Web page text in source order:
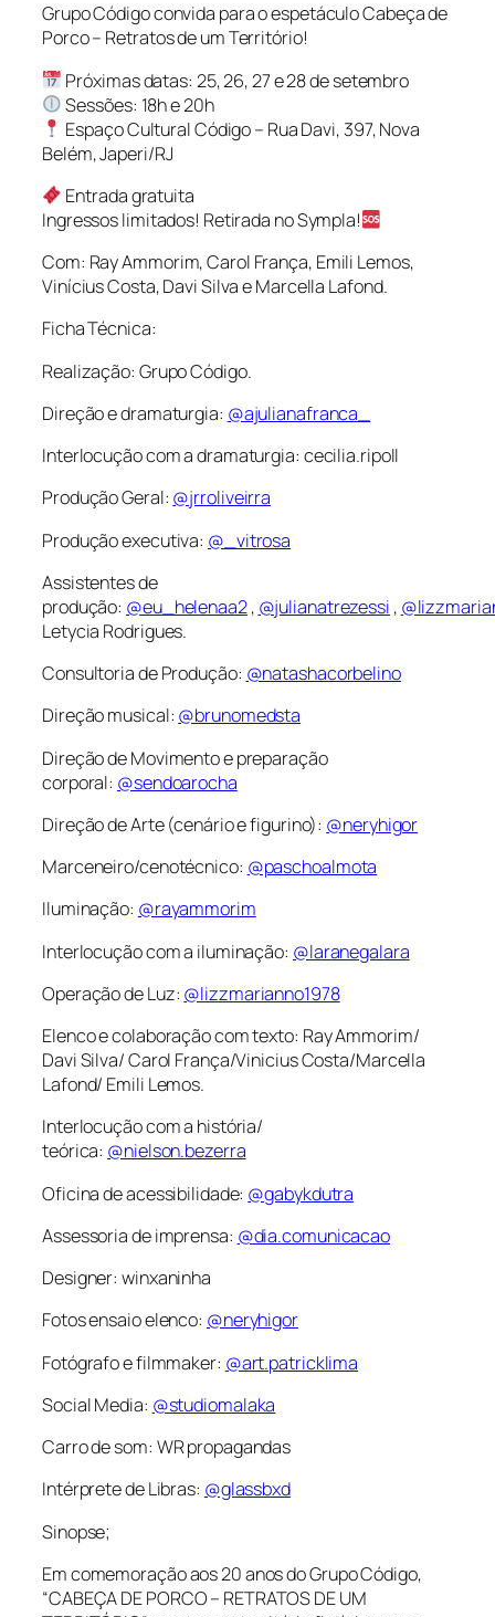
Grupo Código convida para o espetáculo Cabeça de
Porco – Retratos de um Território!
Próximas datas: 25, 26, 27 e 28 de setembro
Sessões: 18h e 20h
Espaço Cultural Código – Rua Davi, 397, Nova
Belém, Japeri/RJ
Entrada gratuita
Ingressos limitados! Retirada no Sympla!
Com: Ray Ammorim, Carol França, Emili Lemos,
Vinícius Costa, Davi Silva e Marcella Lafond.
Ficha Técnica:
Realização: Grupo Código.
Direção e dramaturgia: @ajulianafranca_
Interlocução com a dramaturgia: cecilia.ripoll
Produção Geral: @jrroliveirra
Produção executiva: @_vitrosa
Assistentes de
produção: @eu_helenaa2, @julianatrezessi ,
Letycia Rodrigues.
Consultoria de Produção: @natashacorbelino
Direção musical: @brunomedsta
Direção de Movimento e preparação
corporal: @sendoarocha
Direção de Arte (cenário e figurino): @neryhigor
Marceneiro/cenotécnico: @paschoalmota
Iluminação: @rayammorim
Interlocução com a iluminação: @laranegalara
Operação de Luz: @lizzmarianno1978
Elenco e colaboração com texto: Ray Ammorim/
Davi Silva/ Carol França/Vinicius Costa/Marcella
Lafond/ Emili Lemos.
Interlocução com a história/
teórica: @nielson.bezerra
Oficina de acessibilidade: @gabykdutra
Assessoria de imprensa: @dia.comunicacao
Designer: winxaninha
Fotos ensaio elenco: @neryhigor
Fotógrafo e filmmaker: @art.patricklima
Social Media: @studiomalaka
Carro de som: WR propagandas
Intérprete de Libras: @glassbxd
Sinopse;
Em comemoração aos 20 anos do Grupo Código,
“CABEÇA DE PORCO – RETRATOS DE UM